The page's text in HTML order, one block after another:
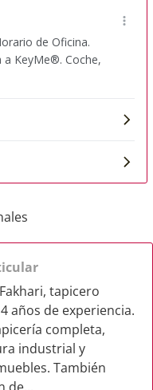
tapicero
años de experiencia.
completa,
industrial y
También